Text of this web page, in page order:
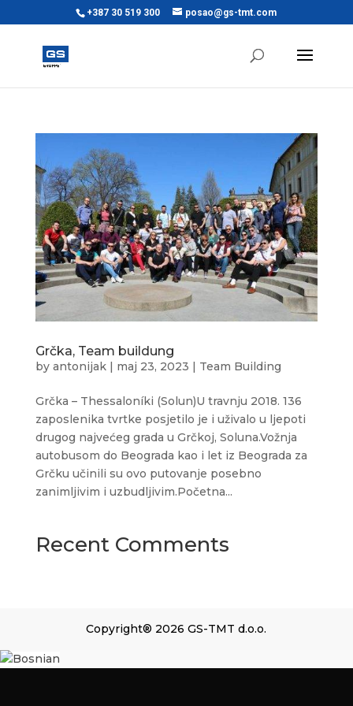
+387 30 519 300 posao@gs-tmt.com
Grčka, Team buildung
by antonijak| maj 23, 2023 | Team Building
Grčka – Thessaloníki (Solun)U travnju 2018. 136
zaposlenika tvrtke posjetilo je i uživalo u ljepoti
drugog najvećeg grada u Grčkoj, Soluna.Vožnja
autobusom do Beograda kao i let iz Beograda za
Grčku učinili su ovo putovanje posebno
zanimljivim i uzbudljivim.Početna...
Recent Comments
Copyright® 2026 GS-TMT d.o.o.